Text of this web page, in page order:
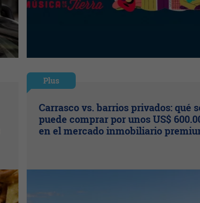
Plus
Carrasco vs. barrios privados: qué
puede comprar por unos US$
en el mercado inmobiliario